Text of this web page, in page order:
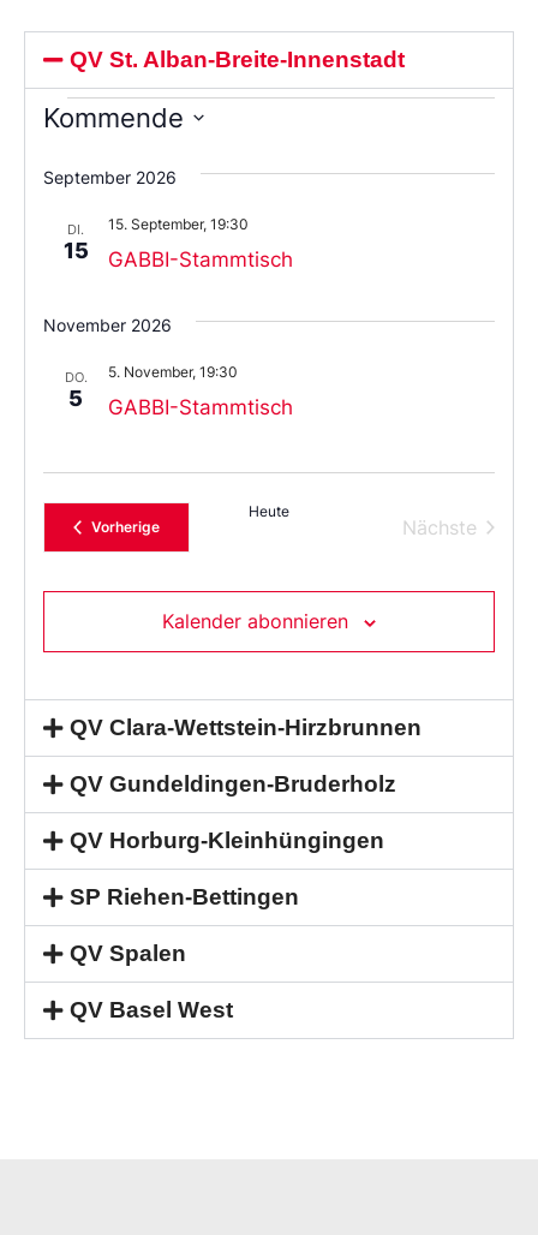
QV St. Alban-Breite-Innenstadt
Kommende
Sie
das
aus.
September 2026
DI.
15 GABBI-Stammtisch
15. September, 19:30
November 2026
DO.
5 GABBI-Stammtisch
5. November, 19:30
VorherigeVeranstaltungen
Heute
Nächste
Kalender abonnieren
QV Clara-Wettstein-Hirzbrunnen
QV Gundeldingen-Bruderholz
QV Horburg-Kleinhüngingen
SP Riehen-Bettingen
QV Spalen
QV Basel West